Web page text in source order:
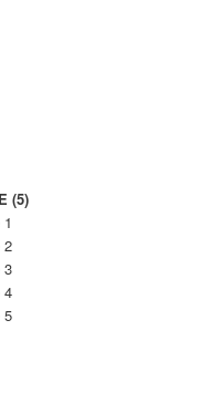
(5)
2
3
4
5